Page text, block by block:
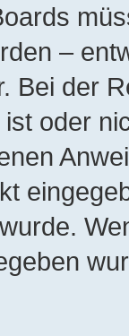
–
Bei der
oder